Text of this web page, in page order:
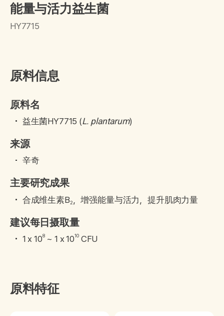
能量与活力益生菌
HY7715
原料信息
原料名
益生菌HY7715 (L. plantarum)
来源
辛奇
主要研究成果
合成维生素B2 ，增强能量与活力，提升肌肉力量
建议每日摄取量
1 x 108~ 1 x 1010CFU
原料特征